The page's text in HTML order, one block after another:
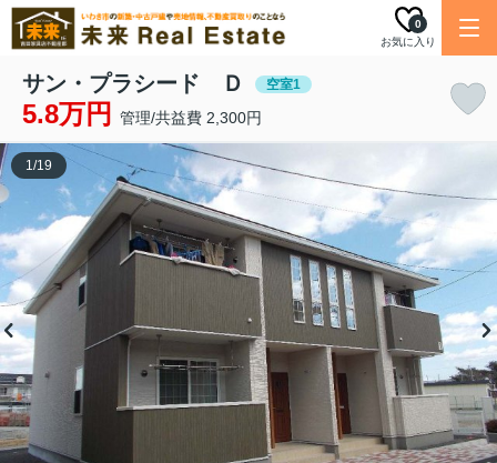
お気に入り
0
サン・プラシード Ｄ 空室1
5.8万円 管理/共益費 2,300円
1/19